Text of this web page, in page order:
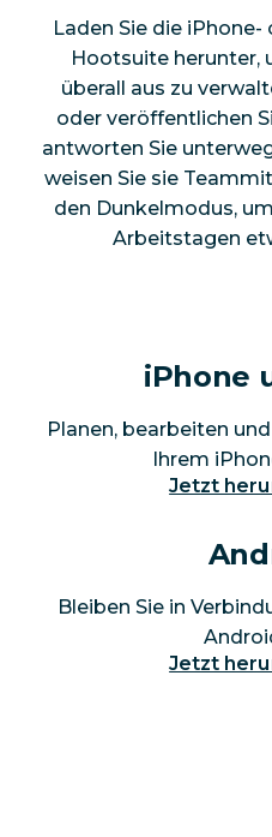
Laden Sie die
Hootsuite herunter,
überall aus zu
oder veröffentlichen
antworten Sie
weisen Sie sie
den Dunkelmodus,
Arbeitstagen
iPhone
Planen, bearbeiten
Ihrem
Jetzt
Bleiben Sie in
Jetzt